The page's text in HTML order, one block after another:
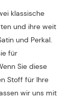
klassische
und ihre weit
und Perkal.
für
Sie diese
Stoff für Ihre
wir uns mit